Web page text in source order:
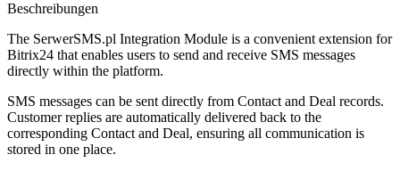
Beschreibungen
The SerwerSMS.pl Integration Module is a convenient extension for
Bitrix24 that enables users to send and receive SMS messages
directly within the platform.
SMS messages can be sent directly from Contact and Deal records.
Customer replies are automatically delivered back to the
corresponding Contact and Deal, ensuring all communication is
stored in one place.